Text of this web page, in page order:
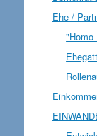
Ehe /